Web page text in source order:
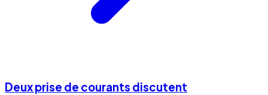
Deux prise de courants discutent